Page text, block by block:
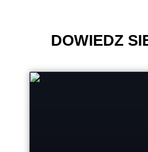
DOWIEDZ